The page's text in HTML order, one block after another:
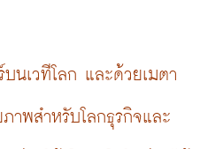
บนเวทีโลก และด้วยเมตา
าพสำหรับโลกธุรกิจและ